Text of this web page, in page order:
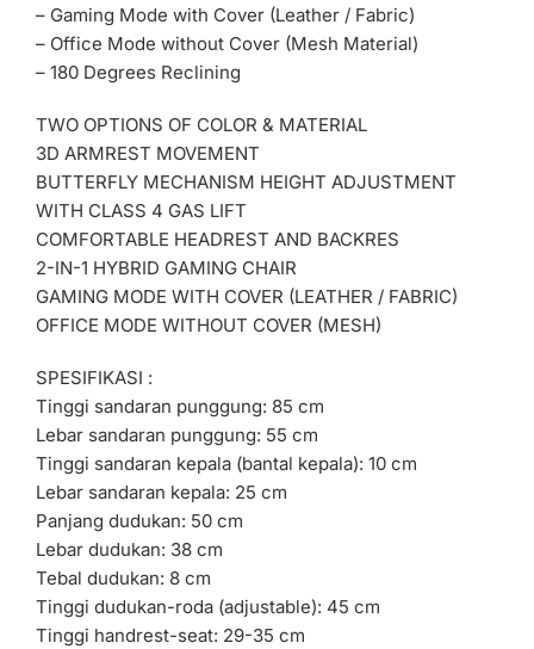
– Gaming Mode with Cover (Leather / Fabric)
– Office Mode without Cover (Mesh Material)
– 180 Degrees Reclining
TWO OPTIONS OF COLOR & MATERIAL
3D ARMREST MOVEMENT
BUTTERFLY MECHANISM HEIGHT ADJUSTMENT
WITH CLASS 4 GAS LIFT
COMFORTABLE HEADREST AND BACKRES
2-IN-1 HYBRID GAMING CHAIR
GAMING MODE WITH COVER (LEATHER / FABRIC)
OFFICE MODE WITHOUT COVER (MESH)
SPESIFIKASI :
Tinggi sandaran punggung: 85 cm
Lebar sandaran punggung: 55 cm
Tinggi sandaran kepala (bantal kepala): 10 cm
Lebar sandaran kepala: 25 cm
Panjang dudukan: 50 cm
Lebar dudukan: 38 cm
Tebal dudukan: 8 cm
Tinggi dudukan-roda (adjustable): 45 cm
Tinggi handrest-seat: 29-35 cm